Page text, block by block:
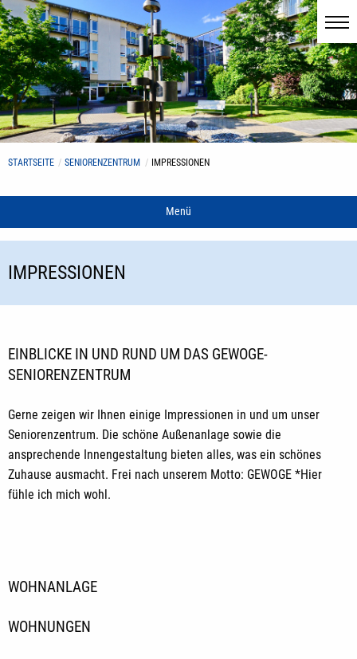
STARTSEITE SENIORENZENTRUM IMPRESSIONEN
Menü
IMPRESSIONEN
EINBLICKE IN UND RUND UM DAS GEWOGE-
SENIORENZENTRUM
Gerne zeigen wir Ihnen einige Impressionen in und um unser
Seniorenzentrum. Die schöne Außenanlage sowie die
ansprechende Innengestaltung bieten alles, was ein schönes
Zuhause ausmacht. Frei nach unserem Motto: GEWOGE *Hier
fühle ich mich wohl.
WOHNANLAGE
WOHNUNGEN